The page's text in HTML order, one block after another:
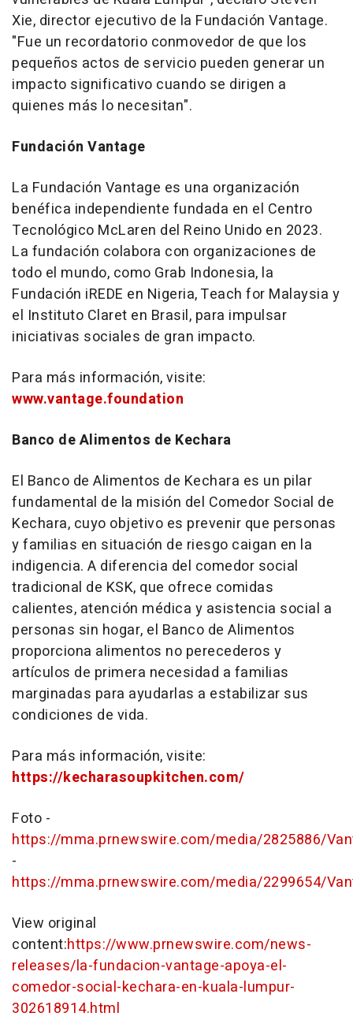
Xie, director ejecutivo de la Fundación Vantage.
"Fue un recordatorio conmovedor de que los
pequeños actos de servicio pueden generar un
impacto significativo cuando se dirigen a
quienes más lo necesitan".
Fundación Vantage
La Fundación Vantage es una organización
benéfica independiente fundada en el Centro
Tecnológico McLaren del Reino Unido en 2023.
La fundación colabora con organizaciones de
todo el mundo, como Grab Indonesia, la
Fundación iREDE en Nigeria, Teach for Malaysia y
el Instituto Claret en Brasil, para impulsar
iniciativas sociales de gran impacto.
Para más información, visite:
www.vantage.foundation
Banco de Alimentos de Kechara
El Banco de Alimentos de Kechara es un pilar
fundamental de la misión del Comedor Social de
Kechara, cuyo objetivo es prevenir que personas
y familias en situación de riesgo caigan en la
indigencia. A diferencia del comedor social
tradicional de KSK, que ofrece comidas
calientes, atención médica y asistencia social a
personas sin hogar, el Banco de Alimentos
proporciona alimentos no perecederos y
artículos de primera necesidad a familias
marginadas para ayudarlas a estabilizar sus
condiciones de vida.
Para más información, visite:
https://kecharasoupkitchen.com/
Foto -
https://mma.prnewswire.com/media/2825886/
-
https://mma.prnewswire.com/media/2299654/
View original
content:https://www.prnewswire.com/news-
releases/la-fundacion-vantage-apoya-el-
comedor-social-kechara-en-kuala-lumpur-
302618914.html